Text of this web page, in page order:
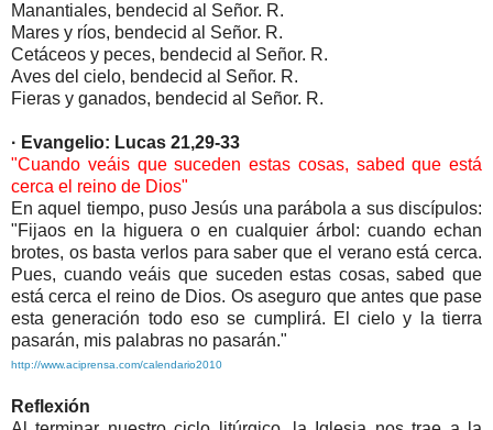
Manantiales, bendecid al Señor. R.
Mares y ríos, bendecid al Señor. R.
Cetáceos y peces, bendecid al Señor. R.
Aves del cielo, bendecid al Señor. R.
Fieras y ganados, bendecid al Señor. R.
· Evangelio: Lucas 21,29-33
"Cuando veáis que suceden estas cosas, sabed que está
cerca el reino de Dios"
En aquel tiempo, puso Jesús una parábola a sus discípulos:
"Fijaos en la higuera o en cualquier árbol: cuando echan
brotes, os basta verlos para saber que el verano está cerca.
Pues, cuando veáis que suceden estas cosas, sabed que
está cerca el reino de Dios. Os aseguro que antes que pase
esta generación todo eso se cumplirá. El cielo y la tierra
pasarán, mis palabras no pasarán."
http://www.aciprensa.com/calendario2010
Reflexión